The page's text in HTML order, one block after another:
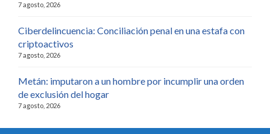
7 agosto, 2026
Ciberdelincuencia: Conciliación penal en una estafa con
criptoactivos
7 agosto, 2026
Metán: imputaron a un hombre por incumplir una orden
de exclusión del hogar
7 agosto, 2026